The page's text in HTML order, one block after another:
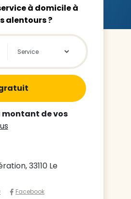
à domicile à
alentours ?
- Autocompletion
montant de vos
33110 Le
Facebook